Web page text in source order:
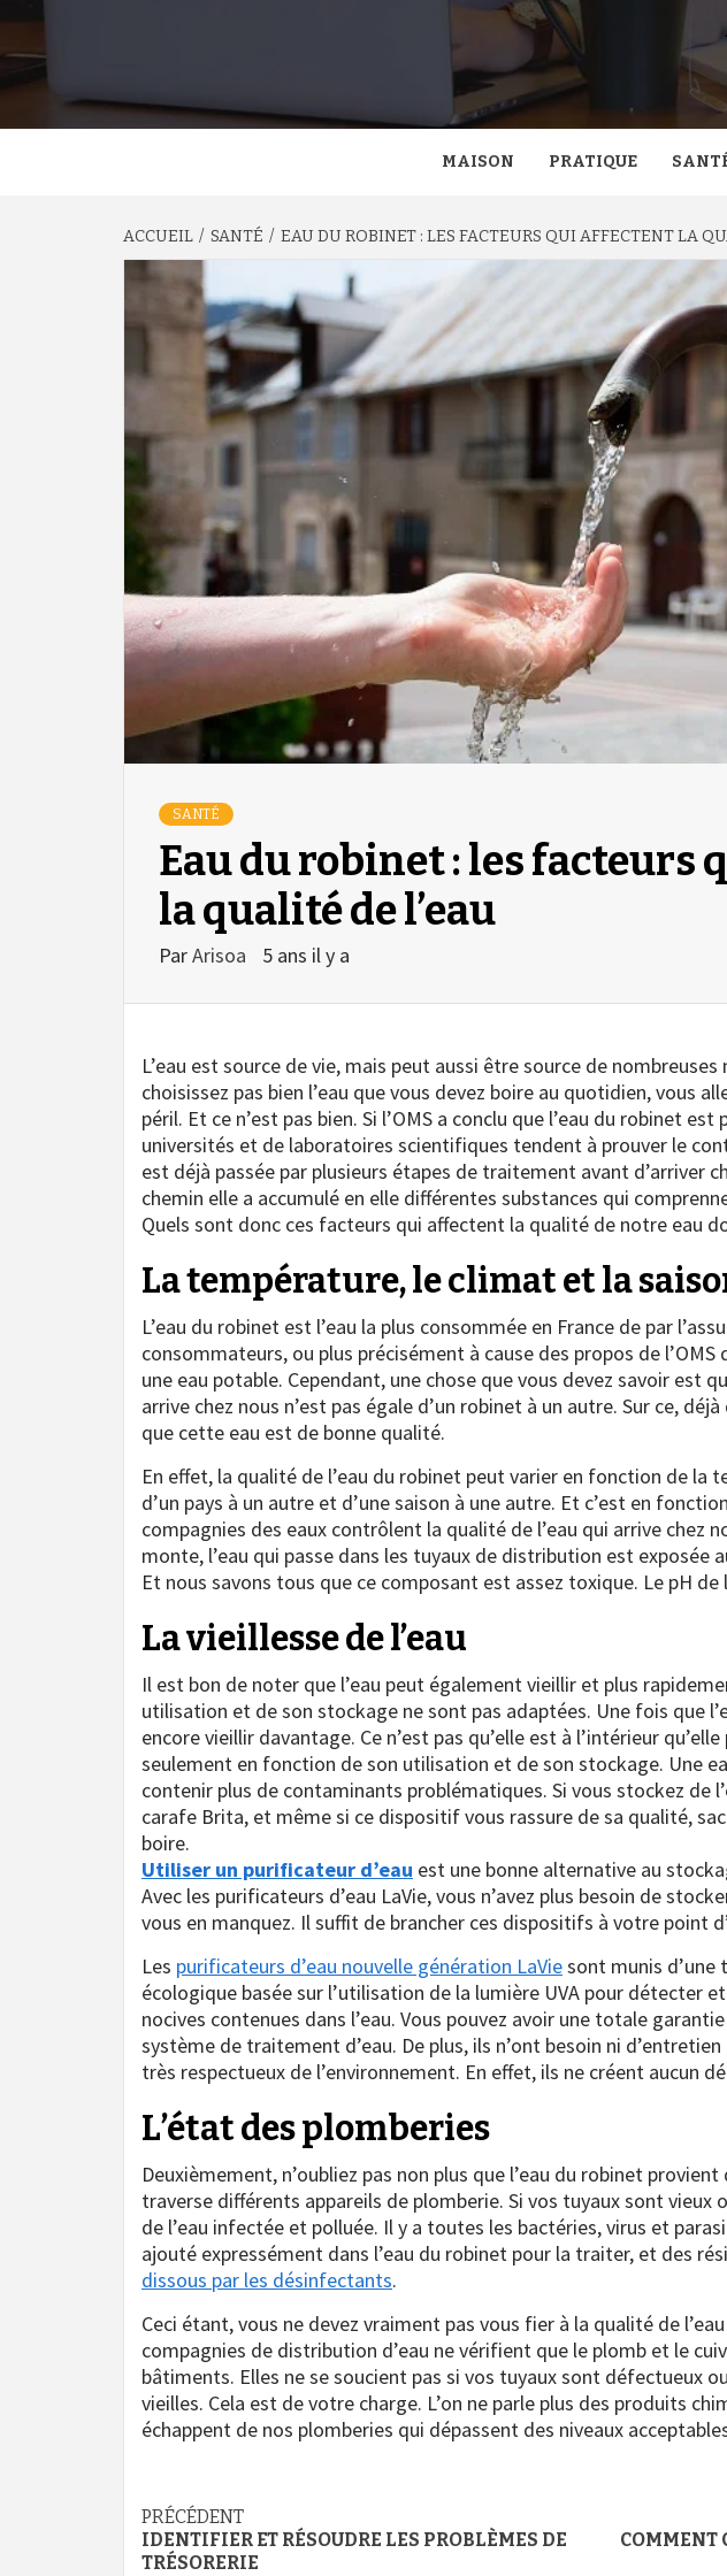
MAISON PRATIQUE
ACCUEIL SANTÉ EAU DU ROBINET : LES FACTEURS QUI AFFECTENT LA
SANTÉ
Eau du robinet : les facteurs
la qualité de l’eau
ParArisoa 5 ans il y a
L’eau est source de vie, mais peut aussi être source de
choisissez pas bien l’eau que vous devez boire au quotidien, vous
péril. Et ce n’est pas bien. Si l’OMS a conclu que l’eau du robinet
universités et de laboratoires scientifiques tendent à prouver le
est déjà passée par plusieurs étapes de traitement avant d’arriver
chemin elle a accumulé en elle différentes substances qui
Quels sont donc ces facteurs qui affectent la qualité de notre eau
La température, le climat et la
L’eau du robinet est l’eau la plus consommée en France de par
consommateurs, ou plus précisément à cause des propos de
une eau potable. Cependant, une chose que vous devez savoir est
arrive chez nous n’est pas égale d’un robinet à un autre. Sur ce,
que cette eau est de bonne qualité.
En effet, la qualité de l’eau du robinet peut varier en fonction de
d’un pays à un autre et d’une saison à une autre. Et c’est en
compagnies des eaux contrôlent la qualité de l’eau qui arrive chez
monte, l’eau qui passe dans les tuyaux de distribution est exposée
Et nous savons tous que ce composant est assez toxique. Le pH de
La vieillesse de l’eau
Il est bon de noter que l’eau peut également vieillir et plus
utilisation et de son stockage ne sont pas adaptées. Une fois que
encore vieillir davantage. Ce n’est pas qu’elle est à l’intérieur
seulement en fonction de son utilisation et de son stockage. Une
contenir plus de contaminants problématiques. Si vous stockez de
carafe Brita, et même si ce dispositif vous rassure de sa qualité,
boire.
Utiliser un purificateur d’eau est une bonne alternative au
Avec les purificateurs d’eau LaVie, vous n’avez plus besoin de
vous en manquez. Il suffit de brancher ces dispositifs à votre point
Les purificateurs d’eau nouvelle génération LaViesont munis
écologique basée sur l’utilisation de la lumière UVA pour détecter
nocives contenues dans l’eau. Vous pouvez avoir une totale
système de traitement d’eau. De plus, ils n’ont besoin ni
très respectueux de l’environnement. En effet, ils ne créent aucun
L’état des plomberies
Deuxièmement, n’oubliez pas non plus que l’eau du robinet provient
traverse différents appareils de plomberie. Si vos tuyaux sont vieux
de l’eau infectée et polluée. Il y a toutes les bactéries, virus et
ajouté expressément dans l’eau du robinet pour la traiter, et des
dissous par les désinfectants.
Ceci étant, vous ne devez vraiment pas vous fier à la qualité de
compagnies de distribution d’eau ne vérifient que le plomb et le
bâtiments. Elles ne se soucient pas si vos tuyaux sont défectueux
vieilles. Cela est de votre charge. L’on ne parle plus des produits
échappent de nos plomberies qui dépassent des niveaux
Navigation
d’article
PRÉCÉDENT
IDENTIFIER ET RÉSOUDRE LES PROBLÈMES DE
TRÉSORERIE
COMMENT